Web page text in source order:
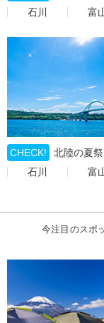
石川
富
CHECK!
北陸の夏
石川
富
今注目のスポ